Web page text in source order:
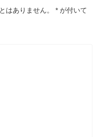
はありません。 * が付いて